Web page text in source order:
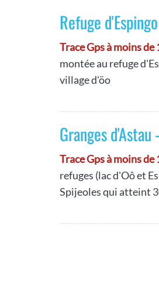
Refuge
Trace Gps à moins de
montée au refuge
village d'öo
Granges
Trace Gps à moins de
refuges (lac d'Oô et
Spijeoles qui atteint